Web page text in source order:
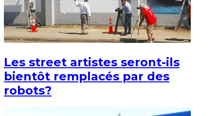
Les street artistes seront-ils
bientôt remplacés par des
robots?